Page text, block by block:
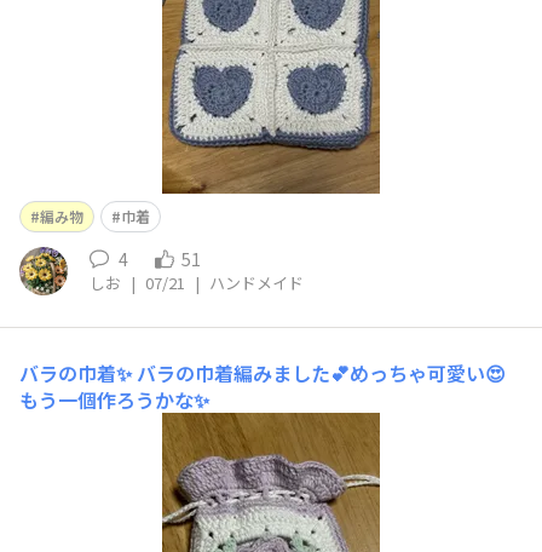
編み物 巾着
4 51
しお | 07/21 | ハンドメイド
バラの巾着✨ バラの巾着編みました💕めっちゃ可愛い😍
もう一個作ろうかな✨